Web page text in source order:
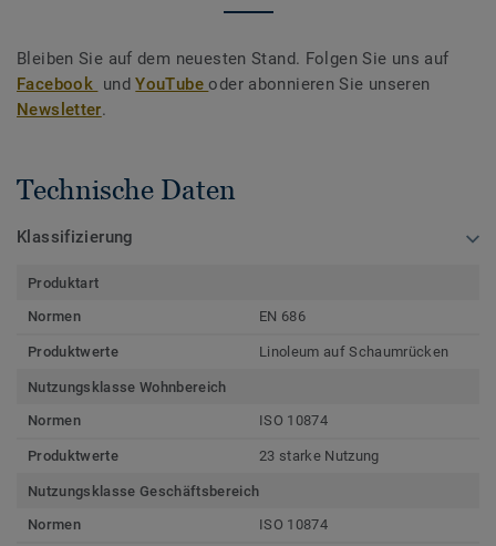
Bleiben Sie auf dem neuesten Stand. Folgen Sie uns auf
Facebook undYouTubeoder abonnieren Sie unseren
Newsletter.
Technische Daten
Klassifizierung
Produktart
Normen
EN 686
Produktwerte Linoleum auf Schaumrücken
Nutzungsklasse Wohnbereich
Normen
ISO 10874
Produktwerte 23 starke Nutzung
Nutzungsklasse Geschäftsbereich
Normen
ISO 10874